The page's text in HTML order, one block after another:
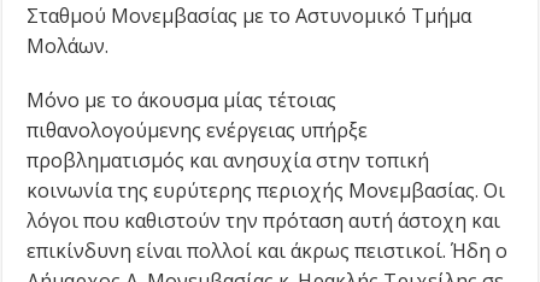
Σταθμού Μονεμβασίας με το Αστυνομικό Τμήμα
Μολάων.
Μόνο με το άκουσμα μίας τέτοιας
πιθανολογούμενης ενέργειας υπήρξε
προβληματισμός και ανησυχία στην τοπική
κοινωνία της ευρύτερης περιοχής Μονεμβασίας. Οι
λόγοι που καθιστούν την πρόταση αυτή άστοχη και
επικίνδυνη είναι πολλοί και άκρως πειστικοί. Ήδη ο